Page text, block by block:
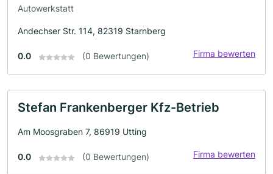
Autowerkstatt
Andechser Str. 114, 82319 Starnberg
0.0 (0 Bewertungen) Firma bewerten
Stefan Frankenberger Kfz-Betrieb
Am Moosgraben 7, 86919 Utting
0.0 (0 Bewertungen) Firma bewerten